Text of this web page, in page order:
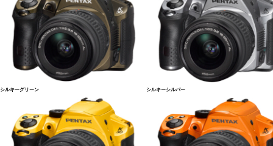
シルキーグリーン シルキーシルバー